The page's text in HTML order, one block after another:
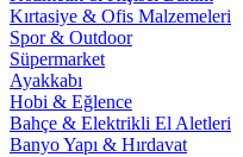
Kırtasiye & Ofis Malzemeleri
Spor & Outdoor
Süpermarket
Ayakkabı
Hobi & Eğlence
Bahçe & Elektrikli El Aletleri
Banyo Yapı & Hırdavat